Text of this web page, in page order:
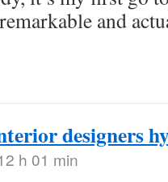
and
designers
h 01 min